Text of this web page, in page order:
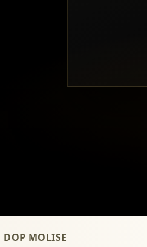
DOP MOLISE